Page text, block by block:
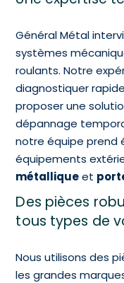
Général Métal
systèmes
roulants. Notre
diagnostiquer
proposer une
dépannage
notre équipe prend
équipements
métalliqueet
Des pièces
tous types de
Nous utilisons des
les grandes